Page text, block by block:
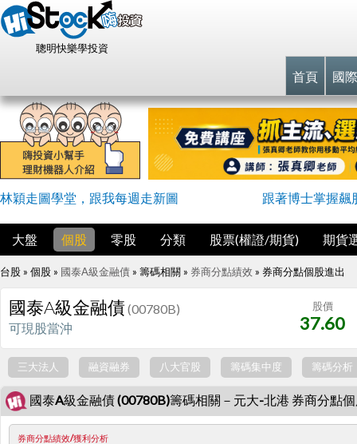
聰明快樂學投資
首頁 國
林穎走圖學堂，跟我每週走新圖 跟著博士掌握飆
大盤 個股 零股 分類 股票(權證/期貨) 期貨
台股 » 個股 » 國泰A級金融債 » 籌碼相關 » 券商分點績效 » 券商分點個股進出
國泰A級金融債(00780B)
可現股當沖
股價
37.60
三大法人 融資融券 八大官股 籌碼集中度 籌碼分析
國泰A級金融債 (00780B)籌碼相關－元大-北港 券商分點
券商分點績效/獲利分析